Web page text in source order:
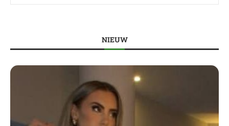
NIEUW